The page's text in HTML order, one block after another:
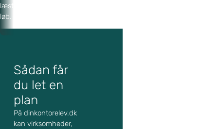
læst i årets
løb.
Sådan får
du let en
plan
På dinkontorelev.dk
kan virksomheder,